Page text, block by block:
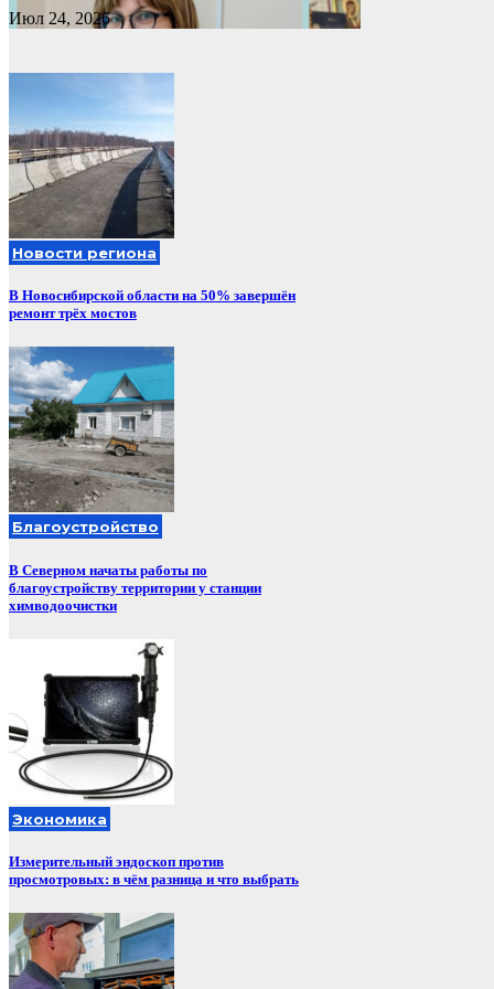
Июл 24, 2026
Новости региона
В Новосибирской области на 50% завершён
ремонт трёх мостов
Благоустройство
В Северном начаты работы по
благоустройству территории у станции
химводоочистки
Экономика
Измерительный эндоскоп против
просмотровых: в чём разница и что выбрать